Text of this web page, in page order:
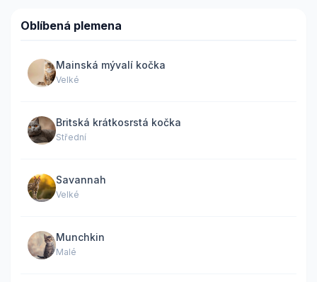
Oblíbená plemena
Mainská mývalí kočka
Velké
Britská krátkosrstá kočka
Střední
Savannah
Velké
Munchkin
Malé